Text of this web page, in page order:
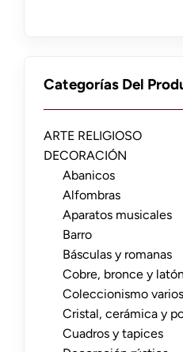
Categorías Del
ARTE RELIGIOSO
DECORACIÓN
Abanicos
Alfombras
Aparatos musicales
Barro
Básculas y romanas
Cobre, bronce y latón
Coleccionismo varios
Cristal, cerámica y
Cuadros y tapices